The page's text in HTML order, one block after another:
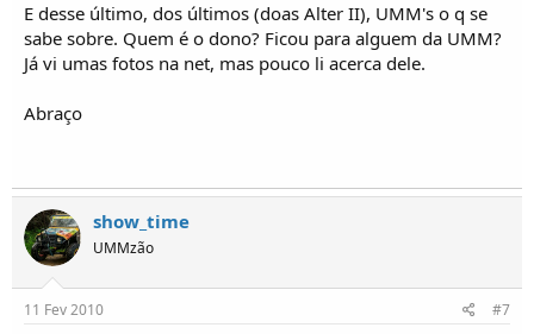
E desse último, dos últimos (doas Alter II), UMM's o q se
sabe sobre. Quem é o dono? Ficou para alguem da UMM?
Já vi umas fotos na net, mas pouco li acerca dele.
Abraço
show_time
UMMzão
11 Fev 2010 #7